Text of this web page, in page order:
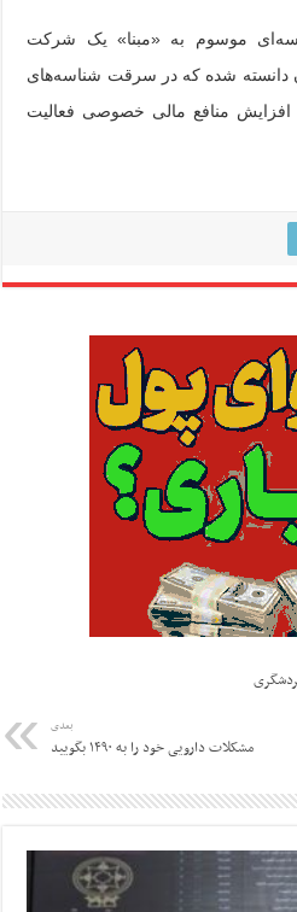
موسوم به «مبنا» یک شرکت
دانسته شده که در سرقت شناسه‌های
منافع مالی خصوصی فعالیت
گردشگری
بعدی
مشکلات دارویی خود را به ۱۴۹۰ بگویید